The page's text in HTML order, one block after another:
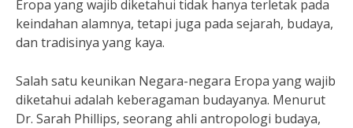
Eropa yang wajib diketahui tidak hanya terletak pada
keindahan alamnya, tetapi juga pada sejarah, budaya,
dan tradisinya yang kaya.
Salah satu keunikan Negara-negara Eropa yang wajib
diketahui adalah keberagaman budayanya. Menurut
Dr. Sarah Phillips, seorang ahli antropologi budaya,